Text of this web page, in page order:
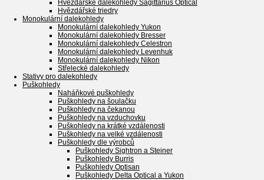
Hvězdářské dalekohledy Sagittarius Optical
Hvězdářské triedry
Monokulární dalekohledy
Monokulární dalekohledy Yukon
Monokulární dalekohledy Bresser
Monokulární dalekohledy Celestron
Monokulární dalekohledy Levenhuk
Monokulární dalekohledy Nikon
Střelecké dalekohledy
Stativy pro dalekohledy
Puškohledy
Naháňkové puškohledy
Puškohledy na šoulačku
Puškohledy na čekanou
Puškohledy na vzduchovku
Puškohledy na krátké vzdálenosti
Puškohledy na velké vzdálenosti
Puškohledy dle výrobců
Puškohledy Sightron a Steiner
Puškohledy Burris
Puškohledy Optisan
Puškohledy Delta Optical a Yukon